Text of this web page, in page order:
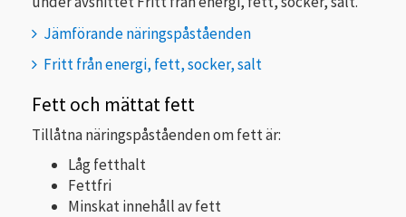
Jämförande näringspåståenden
Fritt från energi, fett, socker, salt
Fett och mättat fett
Tillåtna näringspåståenden om fett är:
Låg fetthalt
Fettfri
Minskat innehåll av fett